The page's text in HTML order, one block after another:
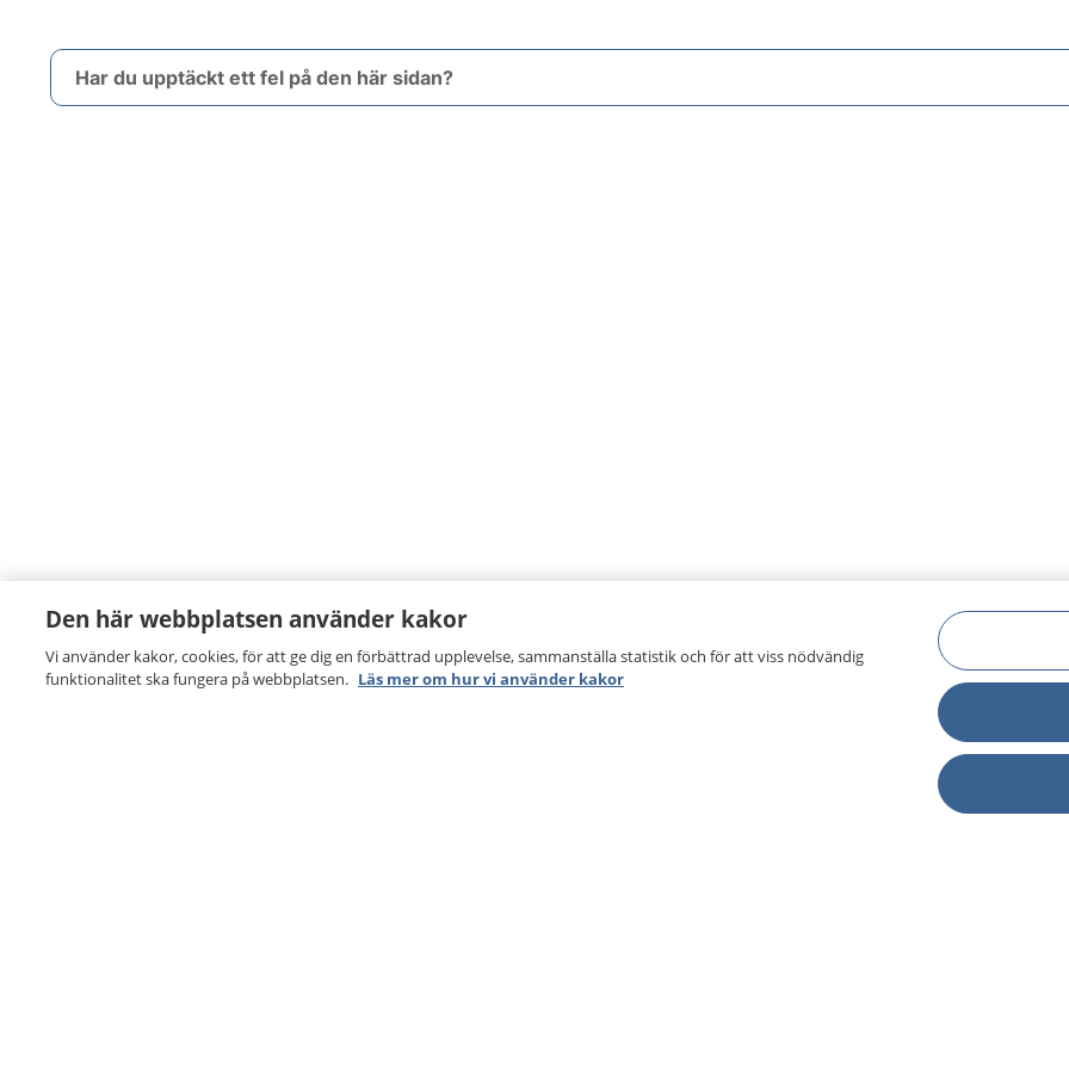
Har du upptäckt ett fel på den här sidan?
Den här webbplatsen använder kakor
Vi använder kakor, cookies, för att ge dig en förbättrad upplevelse, sammanställa statistik och för att viss nödvändig
funktionalitet ska fungera på webbplatsen. Läs mer om hur vi använder kakor